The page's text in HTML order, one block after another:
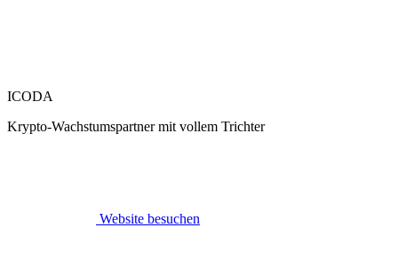
ICODA
Krypto-Wachstumspartner mit vollem Trichter
Website besuchen